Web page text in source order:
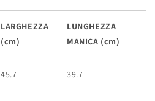
LARGHEZZA
(cm)
LUNGHEZZA
MANICA (cm)
45.7 39.7